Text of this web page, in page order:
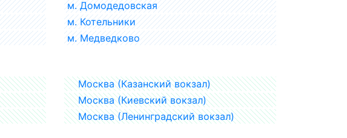
м. Домодедовская
м. Котельники
м. Медведково
Москва (Казанский вокзал)
Москва (Киевский вокзал)
Москва (Ленинградский вокзал)